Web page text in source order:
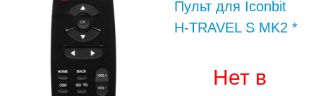
Пульт для Iconbit
H-TRAVEL S MK2 *
Нет в